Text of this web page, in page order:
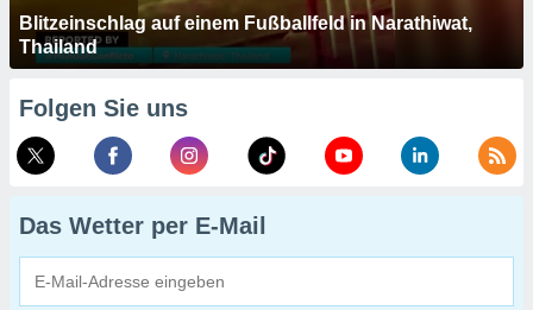
Blitzeinschlag auf einem Fußballfeld in Narathiwat,
Thailand
Folgen Sie uns
Das Wetter per E-Mail